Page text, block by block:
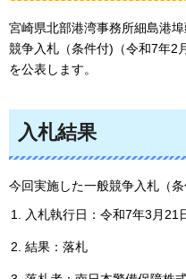
宮崎県北部港湾事務所細島港
競争入札（条件付)（令和7年2
を公表します。
入札結果
今回実施した一般競争入札（
入札執行日：令和7年3月21
結果：落札